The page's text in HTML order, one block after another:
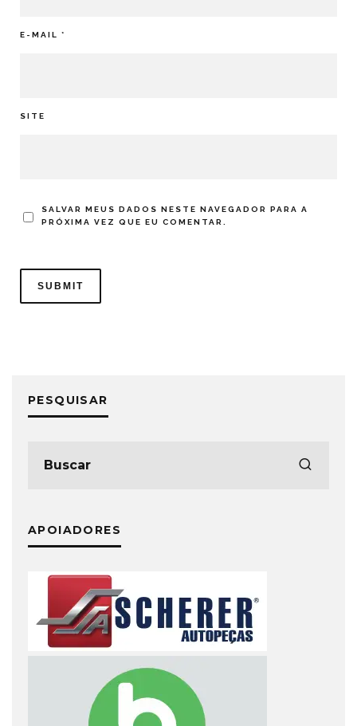
E-MAIL *
SITE
SALVAR MEUS DADOS NESTE NAVEGADOR PARA A
PRÓXIMA VEZ QUE EU COMENTAR.
PESQUISAR
APOIADORES